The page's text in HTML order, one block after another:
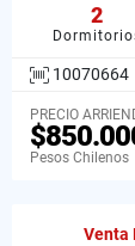
2
10070664
PRECIO
Pesos Chilenos
Venta